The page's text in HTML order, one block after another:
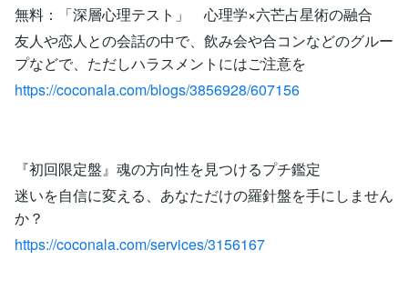
無料：「深層心理テスト」 心理学×六芒占星術の融合
友人や恋人との会話の中で、飲み会や合コンなどのグルー
プなどで、ただしハラスメントにはご注意を
https://coconala.com/blogs/3856928/607156
『初回限定盤』魂の方向性を見つけるプチ鑑定
迷いを自信に変える、あなただけの羅針盤を手にしません
か？
https://coconala.com/services/3156167